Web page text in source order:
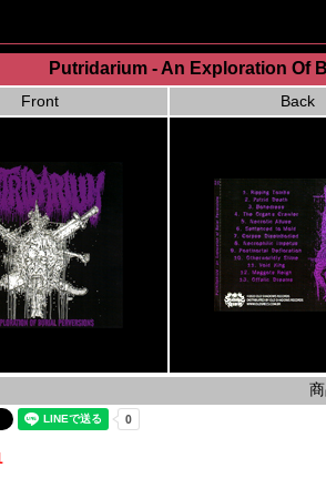
Putridarium - An Exploration Of
Front Back